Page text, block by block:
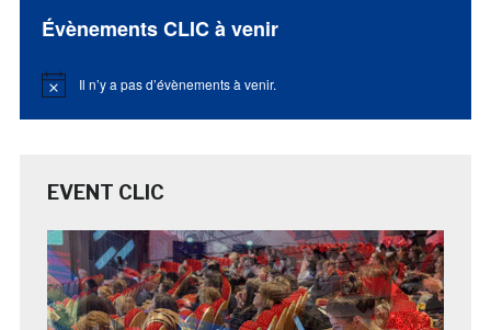
Évènements CLIC à venir
Notice Il n’y a pas d’évènements à venir.
EVENT CLIC